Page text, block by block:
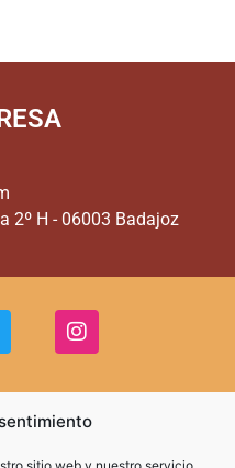
2º H - 06003 Badajoz